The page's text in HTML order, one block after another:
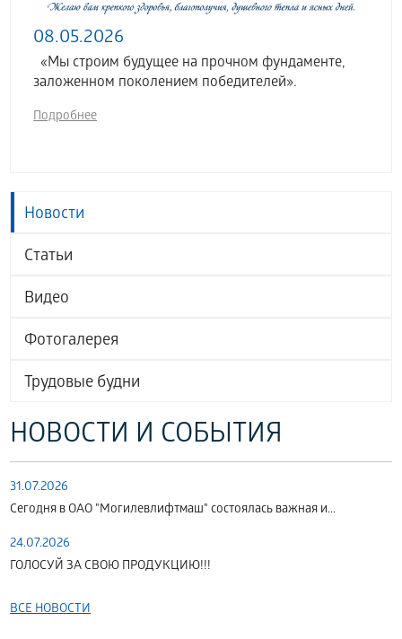
Новости
Статьи
Видео
Фотогалерея
Трудовые будни
НОВОСТИ И СОБЫТИЯ
31.07.2026
Сегодня в ОАО "Могилевлифтмаш" состоялась важная и...
24.07.2026
ГОЛОСУЙ ЗА СВОЮ ПРОДУКЦИЮ!!!
ВСЕ НОВОСТИ
08.05.2026
«Мы строим будущее на прочном фундаменте,
заложенном поколением победителей».
Подробнее